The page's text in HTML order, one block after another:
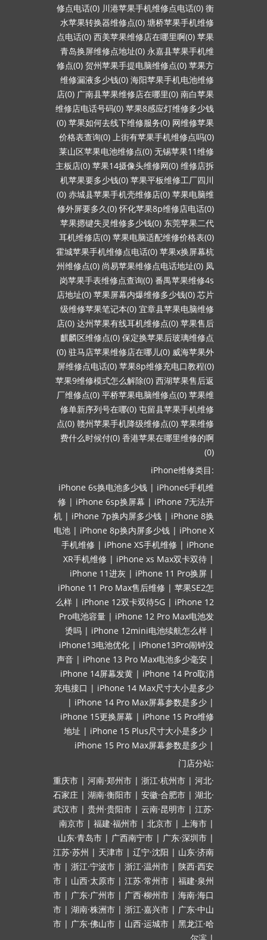
修点电话(0) 川港苹果手机维修点电话(0) 衡
水苹果转换器维修点(0) 塘桥苹果手机维修
点电话(0) 西美苹果维修店在哪里啊(0) 苹果
青岛换屏维修点地址(0) 永嘉县苹果手机维
修点(0) 贺州苹果手提电脑维修点(0) 苹果方
维修漏液多少钱(0) 海阳苹果手机电池维修
店(0) 广南县苹果维修店在哪里(0) 南白苹果
维修店电话号码(0) 苹果8感应灯维修多少钱
(0) 苹果如何去线下维修服务(0) 网维修苹果
价格表查询(0) 上街有苹果手机维修点吗(0)
莱山区苹果电池维修点(0) 无锡苹果11维修
主板店(0) 苹果14摄像头维修网(0) 维修店拆
机苹果要多少钱(0) 苹果平板维修工厂四川
(0) 赤城县苹果手机壳维修店(0) 苹果电脑维
修外屏要多久(0) 怀化苹果8p维修店电话(0)
苹果摁键失灵维修多少钱(0) 东莞苹果二代
耳机维修店(0) 苹果电脑适配维修价格表(0)
霍城苹果手机维修点电话(0) 苹果x换屏幕杭
州维修点(0) 尚易苹果维修点电话地址(0) 凤
岗苹果手表维修点查询(0) 番禺苹果维修4s
店地址(0) 苹果屏幕内爆维修多少钱(0) 芯片
级维修苹果笔记本(0) 宜章县苹果电脑维修
店(0) 达州苹果有线耳机维修点(0) 苹果售后
麒麟区维修点(0) 保定换苹果后玻璃维修点
(0) 驻马店苹果维修店在哪儿(0) 威海苹果外
屏维修点电话(0) 苹果8p维修充电口教程(0)
苹果9维修模式怎么解除(0) 西湖苹果售后返
厂维修点(0) 平桥苹果电脑维修点(0) 苹果维
修单新序列号在哪(0) 屯留县苹果手机维修
点(0) 赣州苹果手机降级维修点(0) 苹果维修
费什么时候付(0) 香港苹果在哪里维修的啊
(0)
iPhone维修类目:
iPhone 6s换电池多少钱 | iPhone6手机维
修 | iPhone 6sp换屏幕 | iPhone 7无法开
机 | iPhone 7p换内屏多少钱 | iPhone 8换
电池 | iPhone 8p换内屏多少钱 | iPhone X
手机维修 | iPhone XS手机维修 | iPhone
XR手机维修 | iPhone xs Max双卡双待 |
iPhone 11进灰 | iPhone 11 Pro换屏 |
iPhone 11 Pro Max售后维修 | 苹果SE2怎
么样 | iPhone 12双卡双待5G | iPhone 12
Pro电池容量 | iPhone 12 Pro Max电池发
烫吗 | iPhone 12mini电池续航怎么样 |
iPhone13电池优化 | iPhone13Pro闹钟没
声音 | iPhone 13 Pro Max电池多少毫安 |
iPhone 14屏幕发黄 | iPhone 14 Pro取消
充电接口 | iPhone 14 Max尺寸大小是多少
| iPhone 14 Pro Max屏幕参数是多少 |
iPhone 15更换屏幕 | iPhone 15 Pro维修
地址 | iPhone 15 Plus尺寸大小是多少 |
iPhone 15 Pro Max屏幕参数是多少 |
门店分站:
重庆市 | 河南·郑州市 | 浙江·杭州市 | 河北·
石家庄 | 湖南·衡阳市 | 安徽·合肥市 | 湖北·
武汉市 | 贵州·贵阳市 | 云南·昆明市 | 江苏·
南京市 | 福建·福州市 | 北京市 | 上海市 |
山东·青岛市 | 广西南宁市 | 广东·深圳市 |
江苏·苏州 | 天津市 | 辽宁·沈阳 | 山东·济南
市 | 浙江·宁波市 | 浙江·温州市 | 陕西·西安
市 | 山西·太原市 | 江苏·常州市 | 福建·泉州
市 | 广东·广州市 | 广西·柳州市 | 海南·海口
市 | 湖南·株洲市 | 浙江·嘉兴市 | 广东·中山
市 | 广东·佛山市 | 山西·运城市 | 黑龙江·哈